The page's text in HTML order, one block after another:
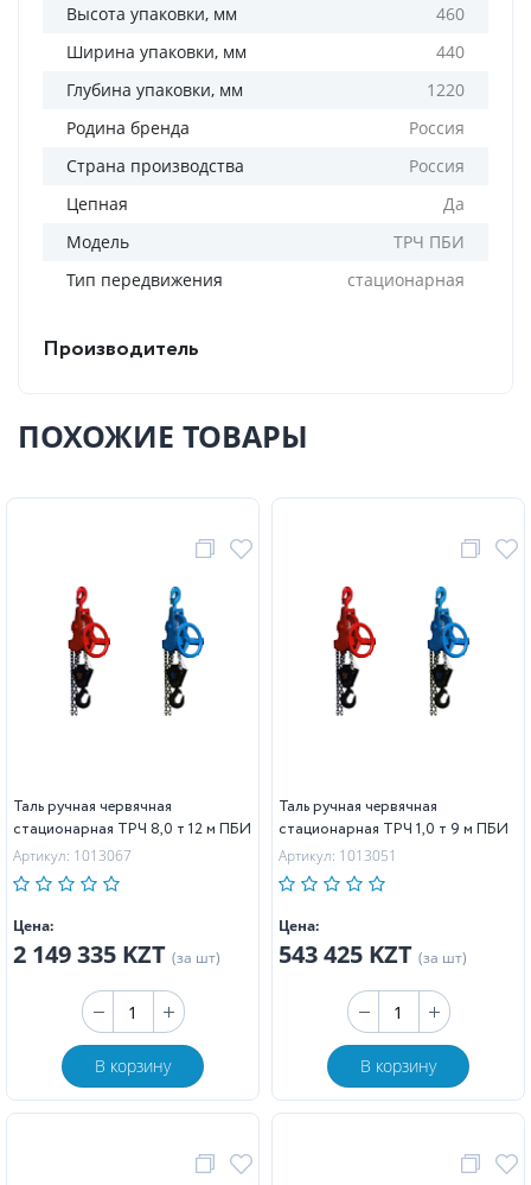
Высота упаковки, мм
460
Ширина упаковки, мм
440
Глубина упаковки, мм
1220
Родина бренда
Россия
Страна производства
Россия
Цепная
Да
Модель
ТРЧ ПБИ
Тип передвижения
стационарная
Производитель
ПОХОЖИЕ ТОВАРЫ
Таль ручная червячная
стационарная ТРЧ 8,0 т 12 м ПБИ
Артикул: 1013067
Цена:
2 149 335 KZT (за шт)
В корзину
Таль ручная червячная
стационарная ТРЧ 1,0 т 9 м ПБИ
Артикул: 1013051
Цена:
543 425 KZT (за шт)
В корзину